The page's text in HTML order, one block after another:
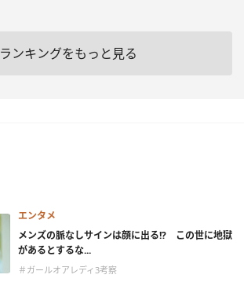
ランキングをもっと見る
エンタメ
メンズの脈なしサインは顔に出る!? この世に地獄
があるとするな...
＃ガールオアレディ3考察